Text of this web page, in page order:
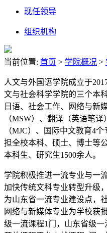
现任领导
组织机构
当前位置: 首页 > 学院概况 >
人文与外国语学院成立于
文与社会科学学院的三个本
日语、社会工作、网络与新
（MSW）、翻译（英语笔
（MJC）、国际中文教育4
担全校本科、硕士、博士等
本科生、研究生1500余人。
学院积极推进一流专业与一
加快传统文科专业转型升级
为山东省一流专业建设点，
网络与新媒体专业为学校获
级一流课程1门，山东省级